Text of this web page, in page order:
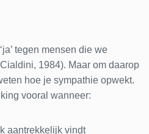
tegen mensen die we
1984). Maar om daarop
hoe je sympathie opwekt.
vooral wanneer:
aantrekkelijk vindt